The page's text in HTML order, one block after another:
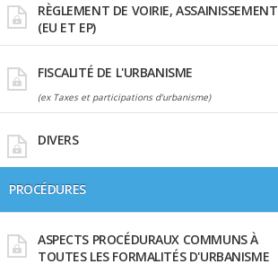
RÈGLEMENT DE VOIRIE, ASSAINISSEMENT
(EU ET EP)
FISCALITÉ DE L'URBANISME
(ex Taxes et participations d'urbanisme)
DIVERS
PROCÉDURES
ASPECTS PROCÉDURAUX COMMUNS À
TOUTES LES FORMALITÉS D'URBANISME